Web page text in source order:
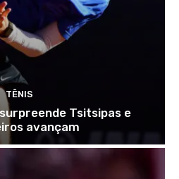
TÊNIS
Tsitsipas e
avançam